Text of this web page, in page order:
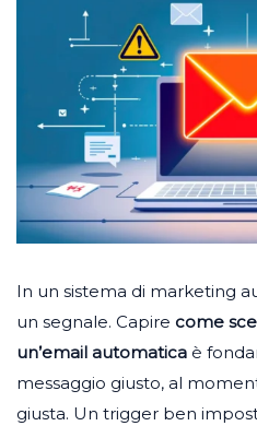
In un sistema di marketing
un segnale. Capire come
un’email automatica è
messaggio giusto, al
giusta. Un trigger ben